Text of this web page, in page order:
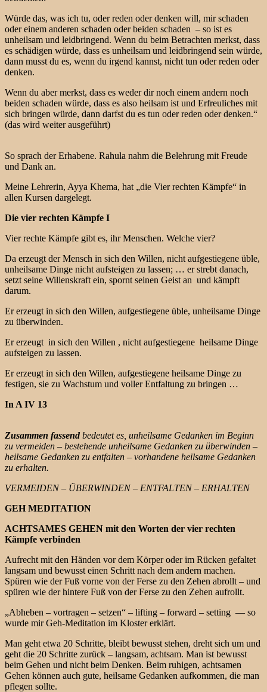
Würde das, was ich tu, oder reden oder denken will, mir schaden
oder einem anderen schaden oder beiden schaden – so ist es
unheilsam und leidbringend. Wenn du beim Betrachten merkst, dass
es schädigen würde, dass es unheilsam und leidbringend sein würde,
dann musst du es, wenn du irgend kannst, nicht tun oder reden oder
denken.
Wenn du aber merkst, dass es weder dir noch einem andern noch
beiden schaden würde, dass es also heilsam ist und Erfreuliches mit
sich bringen würde, dann darfst du es tun oder reden oder denken.“
(das wird weiter ausgeführt)
So sprach der Erhabene. Rahula nahm die Belehrung mit Freude
und Dank an.
Meine Lehrerin, Ayya Khema, hat „die Vier rechten Kämpfe“ in
allen Kursen dargelegt.
Die vier rechten Kämpfe I
Vier rechte Kämpfe gibt es, ihr Menschen. Welche vier?
Da erzeugt der Mensch in sich den Willen, nicht aufgestiegene üble,
unheilsame Dinge nicht aufsteigen zu lassen; … er strebt danach,
setzt seine Willenskraft ein, spornt seinen Geist an und kämpft
darum.
Er erzeugt in sich den Willen, aufgestiegene üble, unheilsame Dinge
zu überwinden.
Er erzeugt in sich den Willen , nicht aufgestiegene heilsame Dinge
aufsteigen zu lassen.
Er erzeugt in sich den Willen, aufgestiegene heilsame Dinge zu
festigen, sie zu Wachstum und voller Entfaltung zu bringen …
In A IV 13
Zusammen fassendbedeutet es, unheilsame Gedanken im Beginn
zu vermeiden – bestehende unheilsame Gedanken zu überwinden –
heilsame Gedanken zu entfalten – vorhandene heilsame Gedanken
zu erhalten.
VERMEIDEN – ÜBERWINDEN – ENTFALTEN – ERHALTEN
GEH MEDITATION
ACHTSAMES GEHEN mit den Worten der vier rechten
Kämpfe verbinden
Aufrecht mit den Händen vor dem Körper oder im Rücken gefaltet
langsam und bewusst einen Schritt nach dem andern machen.
Spüren wie der Fuß vorne von der Ferse zu den Zehen abrollt – und
spüren wie der hintere Fuß von der Ferse zu den Zehen aufrollt.
„Abheben – vortragen – setzen“ – lifting – forward – setting — so
wurde mir Geh-Meditation im Kloster erklärt.
Man geht etwa 20 Schritte, bleibt bewusst stehen, dreht sich um und
geht die 20 Schritte zurück – langsam, achtsam. Man ist bewusst
beim Gehen und nicht beim Denken. Beim ruhigen, achtsamen
Gehen können auch gute, heilsame Gedanken aufkommen, die man
pflegen sollte.